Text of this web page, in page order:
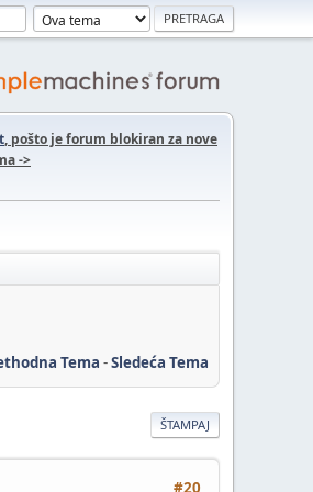
, pošto je forum blokiran za nove
->
Tema -Sledeća Tema
ŠTAMPAJ
#20